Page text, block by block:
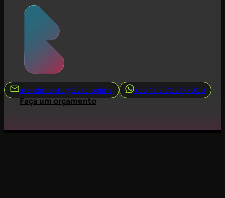
atendimento@221b.online +55 11 9 7021-7000
Faça um orçamento